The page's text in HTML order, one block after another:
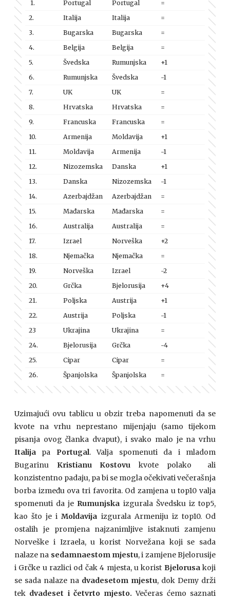
1. Portugal Portugal
=
2.
Italija Italija
=
3.
Bugarska Bugarska
=
4.
Belgija Belgija
=
5.
Švedska Rumunjska
+1
6.
Rumunjska Švedska
-1
7.
UK UK
=
8.
Hrvatska Hrvatska
=
9.
Francuska Francuska
=
10.
Armenija Moldavija
+1
11.
Moldavija Armenija
-1
12.
Nizozemska Danska
+1
13.
Danska Nizozemska
-1
14.
Azerbajdžan Azerbajdžan
=
15.
Mađarska Mađarska
=
16.
Australija Australija
=
17.
Izrael Norveška
+2
18.
Njemačka Njemačka
=
19.
Norveška Izrael
-2
20.
Grčka Bjelorusija
+4
21.
Poljska Austrija
+1
22.
Austrija Poljska
-1
23
Ukrajina Ukrajina
=
24.
Bjelorusija Grčka
-4
25.
Cipar Cipar
=
26.
Španjolska Španjolska =
Uzimajući ovu tablicu u obzir treba napomenuti da se
kvote na vrhu neprestano mijenjaju (samo tijekom
pisanja ovog članka dvaput), i svako malo je na vrhu
Italija pa Portugal. Valja spomenuti da i mladom
Bugarinu Kristianu Kostovukvote polako ali
konzistentno padaju, pa bi se mogla očekivati večerašnja
borba između ova tri favorita. Od zamjena u top10 valja
spomenuti da je Rumunjska izgurala Švedsku iz top5,
kao što je iMoldavija izgurala Armeniju iz top10. Od
ostalih je promjena najzanimljive istaknuti zamjenu
Norveške i Izraela, u korist Norvežana koji se sada
nalaze na sedamnaestom mjestu, i zamjene Bjelorusije
i Grčke u razlici od čak 4 mjesta, u korist Bjelorusakoji
se sada nalaze na dvadesetom mjestu, dok Demy drži
tek dvadeset i četvrto mjesto.Večeras ćemo saznati